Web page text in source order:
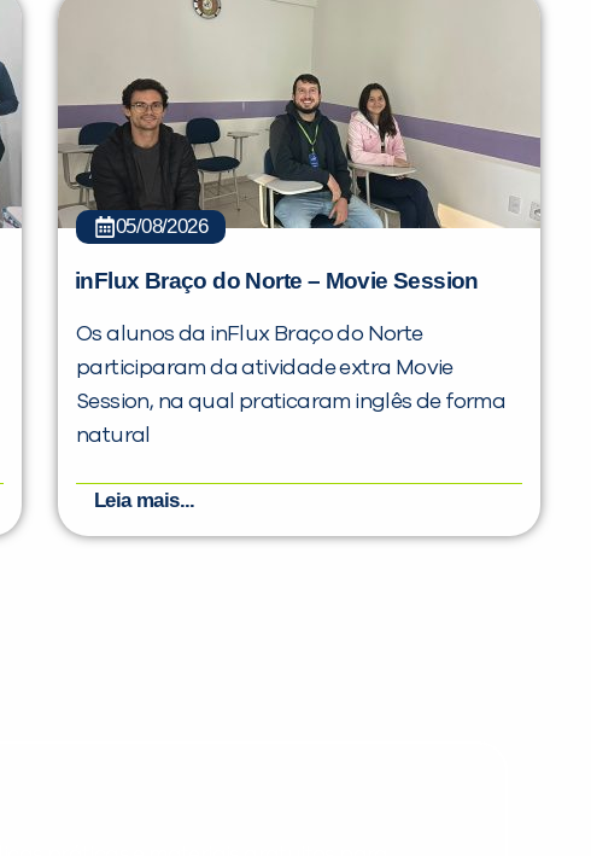
05/08/2026
inFlux Braço do Norte – Movie Session
Os alunos da inFlux Braço do Norte
participaram da atividade extra Movie
Session, na qual praticaram inglês de forma
natural
Leia mais...
PEÇA UMA DEMONSTRAÇÃO DE MÉTODO